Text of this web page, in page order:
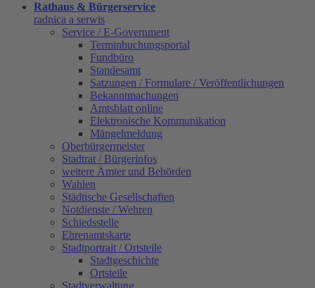
Rathaus & Bürgerservice
radnica a serwis
Service / E-Government
Terminbuchungsportal
Fundbüro
Standesamt
Satzungen / Formulare / Veröffentlichungen
Bekanntmachungen
Amtsblatt online
Elektronische Kommunikation
Mängelmeldung
Oberbürgermeister
Stadtrat / Bürgerinfos
weitere Ämter und Behörden
Wahlen
Städtische Gesellschaften
Notdienste / Wehren
Schiedsstelle
Ehrenamtskarte
Stadtportrait / Ortsteile
Stadtgeschichte
Ortsteile
Stadtverwaltung